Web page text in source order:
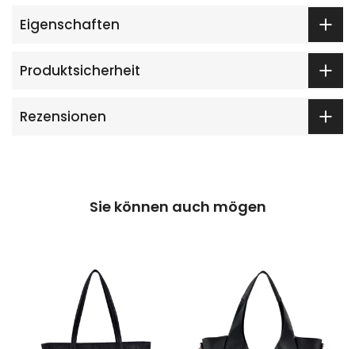
Eigenschaften
Produktsicherheit
Rezensionen
Sie können auch mögen